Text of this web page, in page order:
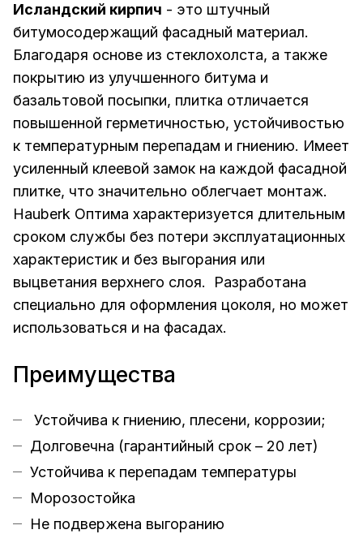
Исландский кирпич - это штучный
битумосодержащий фасадный материал.
Благодаря основе из стеклохолста, а также
покрытию из улучшенного битума и
базальтовой посыпки, плитка отличается
повышенной герметичностью, устойчивостью
к температурным перепадам и гниению. Имеет
усиленный клеевой замок на каждой фасадной
плитке, что значительно облегчает монтаж.
Hauberk Оптима характеризуется длительным
сроком службы без потери эксплуатационных
характеристик и без выгорания или
выцветания верхнего слоя. Разработана
специально для оформления цоколя, но может
использоваться и на фасадах.
Преимущества
Устойчива к гниению, плесени, коррозии;
Долговечна (гарантийный срок – 20 лет)
Устойчива к перепадам температуры
Морозостойка
Не подвержена выгоранию